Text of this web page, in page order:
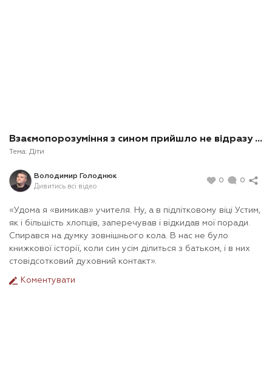
Взаємопорозуміння з сином прийшло не відразу ...
Тема: Діти
Володимир Голоднюк
Дивитись всі відео
0 0
«Удома я «вимикав» учителя. Ну, а в підлітковому віці Устим,
як і більшість хлопців, заперечував і відкидав мої поради.
Спирався на думку зовнішнього кола. В нас не було
книжкової історії, коли син усім ділиться з батьком, і в них
стовідсотковий духовний контакт».
Коментувати